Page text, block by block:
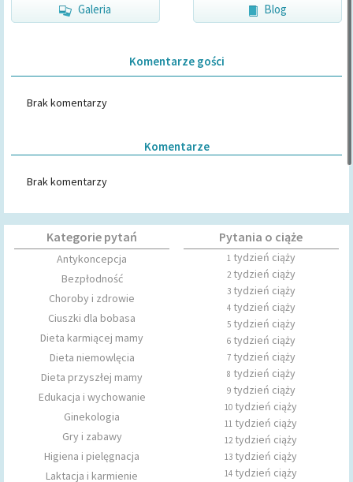
Galeria Blog
Komentarze gości
Brak komentarzy
Komentarze
Brak komentarzy
Kategorie pytań
Antykoncepcja
Bezpłodność
Choroby i zdrowie
Ciuszki dla bobasa
Dieta karmiącej mamy
Dieta niemowlęcia
Dieta przyszłej mamy
Edukacja i wychowanie
Ginekologia
Gry i zabawy
Higiena i pielęgnacja
Laktacja i karmienie
Pytania o ciąże
1tydzień ciąży
2tydzień ciąży
3tydzień ciąży
4tydzień ciąży
5tydzień ciąży
6tydzień ciąży
7tydzień ciąży
8 tydzień ciąży
9tydzień ciąży
10 tydzień ciąży
11 tydzień ciąży
12tydzień ciąży
13 tydzień ciąży
14 tydzień ciąży